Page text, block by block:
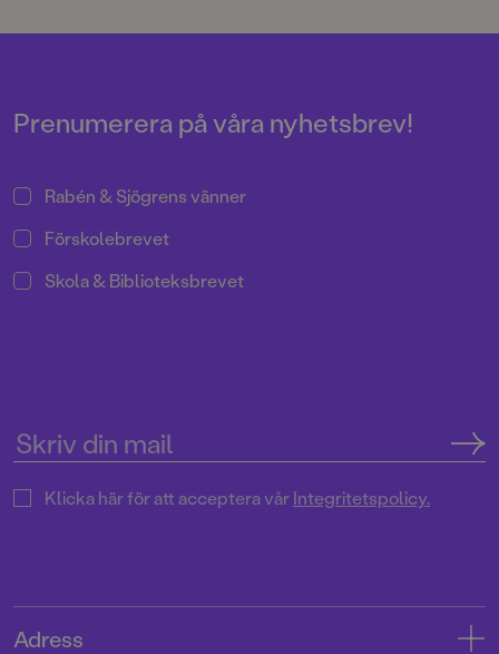
men till slut ordnar det ändå upp
den vilda bebins äventyr och
på många år.
Prenumerera på våra nyhetsbrev!
Rabén & Sjögrens vänner
Förskolebrevet
Skola & Biblioteksbrevet
Klicka här för att acceptera vårIntegritetspolicy.
Adress